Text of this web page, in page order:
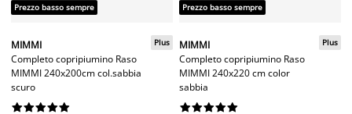
Prezzo basso sempre
MIMMI
Completo copripiumino Raso
MIMMI 240x200cm col.sabbia
scuro
Plus






Prezzo basso sempre
MIMMI
Completo copripiumino Raso
MIMMI 240x220 cm color
sabbia
Plus





